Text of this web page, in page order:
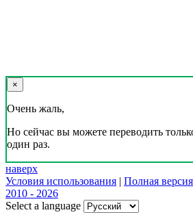
×
Очень жаль,
Но сейчас вы можете переводить
один раз.
наверх
Условия использования | Полная версия
2010 - 2026
Select a language